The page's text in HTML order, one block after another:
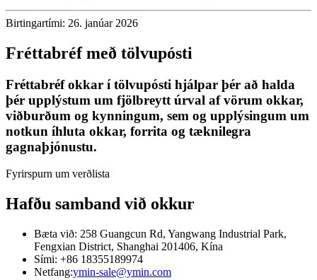
Birtingartími: 26. janúar 2026
Fréttabréf með tölvupósti
Fréttabréf okkar í tölvupósti hjálpar þér að halda
þér upplýstum um fjölbreytt úrval af vörum okkar,
viðburðum og kynningum, sem og upplýsingum um
notkun íhluta okkar, forrita og tæknilegra
gagnaþjónustu.
Fyrirspurn um verðlista
Hafðu samband við okkur
Bæta við: 258 Guangcun Rd, Yangwang Industrial Park,
Fengxian District, Shanghai 201406, Kína
Sími: +86 18355189974
Netfang:ymin-sale@ymin.com